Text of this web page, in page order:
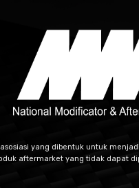
yang dibentuk untuk
aftermarket yang tidak dapat